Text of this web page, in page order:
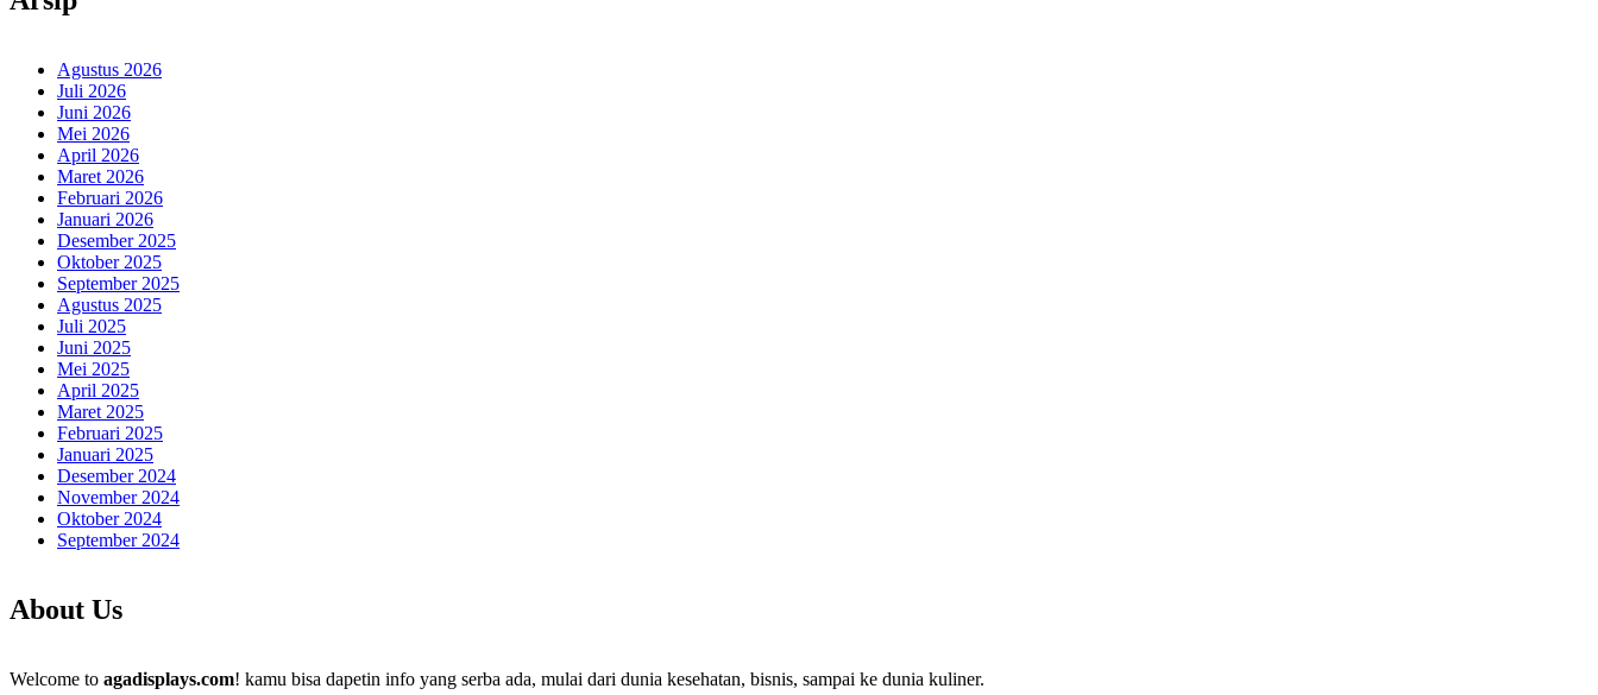
Agustus 2026
Juli 2026
Juni 2026
Mei 2026
April 2026
Maret 2026
Februari 2026
Januari 2026
Desember 2025
Oktober 2025
September 2025
Agustus 2025
Juli 2025
Juni 2025
Mei 2025
April 2025
Maret 2025
Februari 2025
Januari 2025
Desember 2024
November 2024
Oktober 2024
September 2024
About Us
Welcome to agadisplays.com! kamu bisa dapetin info yang serba ada, mulai dari dunia kesehatan, bisnis, sampai ke dunia kuliner.